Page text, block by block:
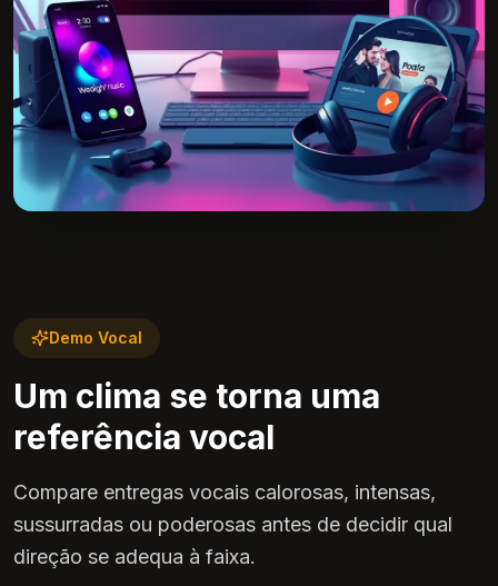
Demo Vocal
Um clima se torna uma
referência vocal
Compare entregas vocais calorosas, intensas,
sussurradas ou poderosas antes de decidir qual
direção se adequa à faixa.